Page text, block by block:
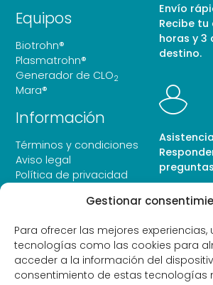
Gestionar
Para ofrecer las mejores experiencias,
tecnologías como las cookies para
acceder a la información del
consentimiento de estas tecnologías
Equipos
Biotrohn®
Plasmatrohn®
Generador de CLO2
Mara®
Información
Términos y condiciones
Aviso legal
Política de privacidad
Envío
Recibe tu
horas y 3
destino.
Asistencia
Pago
Paga de